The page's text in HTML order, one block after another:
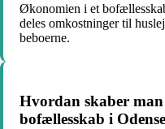
Økonomien i et
deles omkostninger til
beboerne.
Hvordan skaber
bofællesskab i